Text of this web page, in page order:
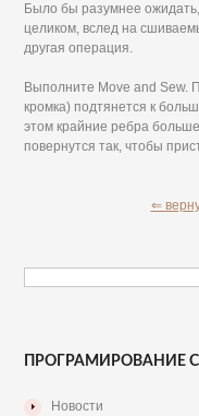
Было бы разумнее ожидать,
целиком, вслед на
другая операция.
Выполните Move and Sew.
кромка) подтянется к
этом крайние ребра
повернутся так, чтобы
⇐
ПРОГРАМИРОВАНИЕ
Новости